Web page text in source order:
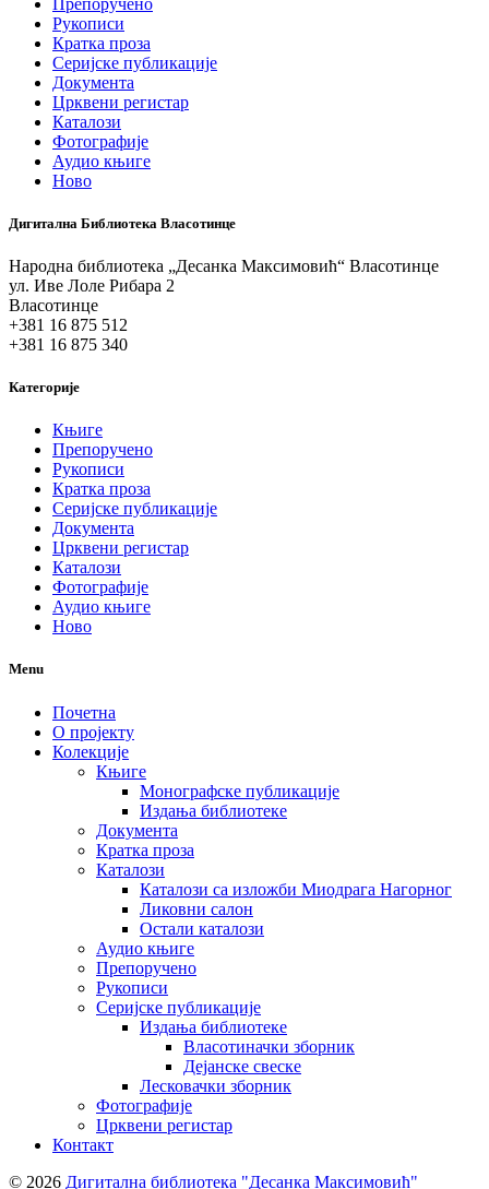
Рукописи
Кратка проза
Серијске публикације
Документа
Црквени регистар
Каталози
Фотографије
Аудио књиге
Ново
Дигитална Библиотека Власотинце
Народна библиотека „Десанка Максимовић“ Власотинце
ул. Иве Лоле Рибара 2
Власотинце
+381 16 875 512
+381 16 875 340
Категорије
Књиге
Препоручено
Рукописи
Кратка проза
Серијске публикације
Документа
Црквени регистар
Каталози
Фотографије
Аудио књиге
Ново
Menu
Почетна
О пројекту
Колекције
Књиге
Монографске публикације
Издања библиотеке
Документа
Кратка проза
Каталози
Каталози са изложби Миодрага Нагорног
Ликовни салон
Остали каталози
Аудио књиге
Препоручено
Рукописи
Серијске публикације
Издања библиотеке
Власотиначки зборник
Дејанске свеске
Лесковачки зборник
Фотографије
Црквени регистар
Контакт
© 2026 Дигитална библиотека "Десанка Максимовић"